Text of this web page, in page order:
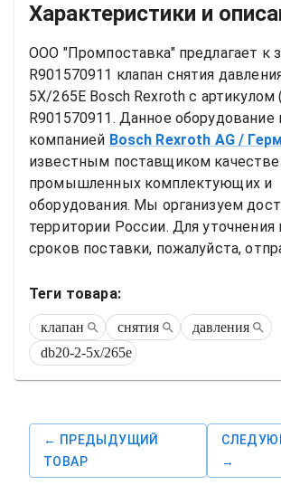
Характеристики и
ООО "Промпоставка" предлагает к
R901570911 клапан снятия
5X/265E Bosch Rexroth
R901570911. Данное оборудование
компанией Bosch Rexroth AG /
известным поставщиком
промышленных комплектующих и
оборудования. Мы организуем
территории России. Для
сроков поставки, пожалуйста,
Теги товара:
клапан снятия
давления
db20-2-5x/265e
← ПРЕДЫДУЩИЙ
ТОВАР
→